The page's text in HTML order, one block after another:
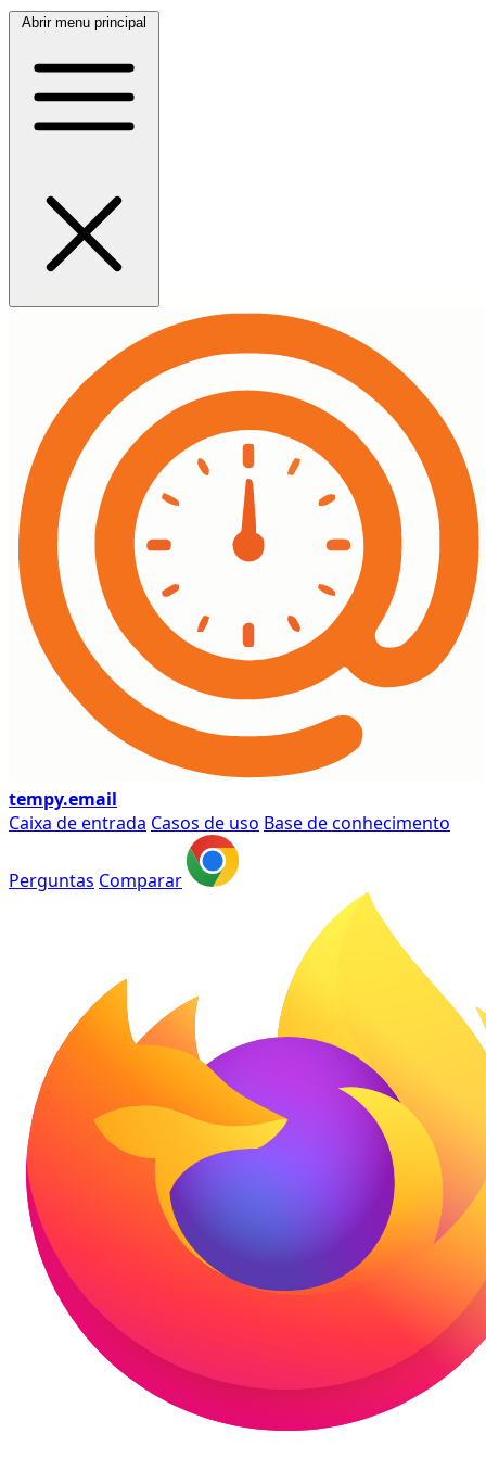
Abrir menu principal
tempy.email
Caixa de entrada Casos de uso Base de conhecimento
Perguntas Comparar